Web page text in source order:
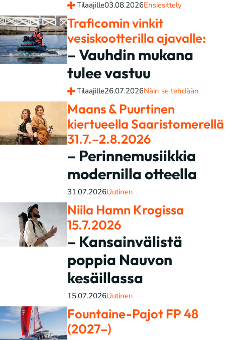
Tilaajille03.08.2026Ensiesittely
Traficomin vinkit
vesiskootterilla ajavalle:
– Vauhdin mukana
tulee vastuu
Tilaajille26.07.2026Näin se tehdään
Maans & Puurtinen
kiertueella Saaristomerellä
31.7.–2.8.2026
– Perinnemusiikkia
modernilla otteella
31.07.2026Uutinen
Niila Hamn Krogissa
15.7.2026
– Kansainvälistä
poppia Nauvon
kesäillassa
15.07.2026Uutinen
Fountaine-Pajot FP 48
(2027–)